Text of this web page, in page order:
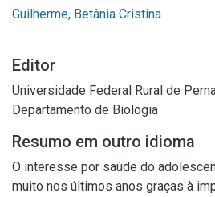
Guilherme, Betânia Cristina
Editor
Universidade Federal Rural de
Departamento de Biologia
Resumo em outro idioma
O interesse por saúde do
muito nos últimos anos graças à